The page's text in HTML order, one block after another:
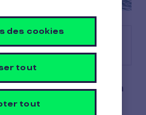
une gratification
départ en congés
des cookies
tout
tout